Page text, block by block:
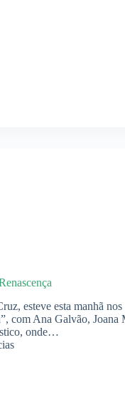
esteve esta manhã
com Ana Galvão, Joana
onde…